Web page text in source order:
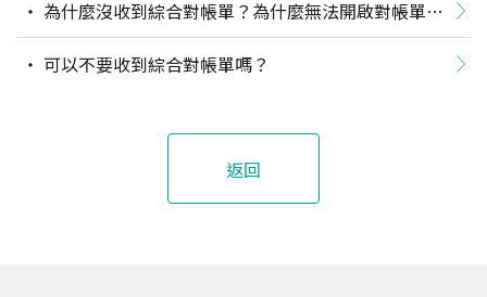
案？可以不要收到綜合對帳單嗎？
返回